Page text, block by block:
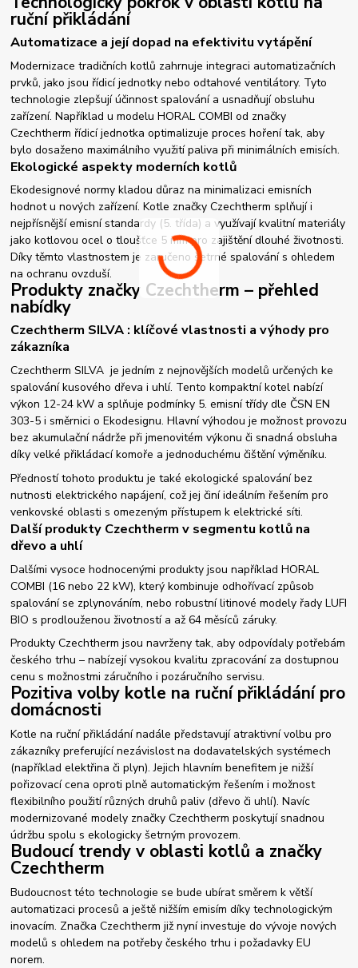
ruční přikládání
Automatizace a její dopad na efektivitu vytápění
Modernizace tradičních kotlů zahrnuje integraci automatizačních
prvků, jako jsou řídicí jednotky nebo odtahové ventilátory. Tyto
technologie zlepšují účinnost spalování a usnadňují obsluhu
zařízení. Například u modelu HORAL COMBI od značky
Czechtherm řídicí jednotka optimalizuje proces hoření tak, aby
bylo dosaženo maximálního využití paliva při minimálních emisích.
Ekologické aspekty moderních kotlů
Ekodesignové normy kladou důraz na minimalizaci emisních
hodnot u nových zařízení. Kotle značky Czechtherm splňují i
nejpřísnější emisní standardy (5. třída) a využívají kvalitní materiály
jako kotlovou ocel o tloušťce 5 mm pro zajištění dlouhé životnosti.
Díky těmto vlastnostem je zaručeno šetrné spalování s ohledem
na ochranu ovzduší.
Produkty značky Czechtherm – přehled
nabídky
Czechtherm SILVA : klíčové vlastnosti a výhody pro
zákazníka
Czechtherm SILVA je jedním z nejnovějších modelů určených ke
spalování kusového dřeva i uhlí. Tento kompaktní kotel nabízí
výkon 12-24 kW a splňuje podmínky 5. emisní třídy dle ČSN EN
303-5 i směrnici o Ekodesignu. Hlavní výhodou je možnost provozu
bez akumulační nádrže při jmenovitém výkonu či snadná obsluha
díky velké přikládací komoře a jednoduchému čištění výměníku.
Předností tohoto produktu je také ekologické spalování bez
nutnosti elektrického napájení, což jej činí ideálním řešením pro
venkovské oblasti s omezeným přístupem k elektrické síti.
Další produkty Czechtherm v segmentu kotlů na
dřevo a uhlí
Dalšími vysoce hodnocenými produkty jsou například HORAL
COMBI (16 nebo 22 kW), který kombinuje odhořívací způsob
spalování se zplynováním, nebo robustní litinové modely řady LUFI
BIO s prodlouženou životností a až 64 měsíců záruky.
Produkty Czechtherm jsou navrženy tak, aby odpovídaly potřebám
českého trhu – nabízejí vysokou kvalitu zpracování za dostupnou
cenu s možnostmi záručního i pozáručního servisu.
Pozitiva volby kotle na ruční přikládání pro
domácnosti
Kotle na ruční přikládání nadále představují atraktivní volbu pro
zákazníky preferující nezávislost na dodavatelských systémech
(například elektřina či plyn). Jejich hlavním benefitem je nižší
pořizovací cena oproti plně automatickým řešením i možnost
flexibilního použití různých druhů paliv (dřevo či uhlí). Navíc
modernizované modely značky Czechtherm poskytují snadnou
údržbu spolu s ekologicky šetrným provozem.
Budoucí trendy v oblasti kotlů a značky
Czechtherm
Budoucnost této technologie se bude ubírat směrem k větší
automatizaci procesů a ještě nižším emisím díky technologickým
inovacím. Značka Czechtherm již nyní investuje do vývoje nových
modelů s ohledem na potřeby českého trhu i požadavky EU
norem.